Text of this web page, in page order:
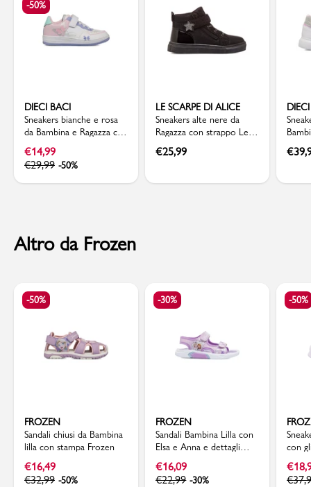
-50%
DIECI BACI
Sneakers bianche e rosa
da Bambina e Ragazza con
dettaglio farfalle Dieci
Baci
€14,99
€29,99 -50%
LE SCARPE DI ALICE
Sneakers alte nere da
Ragazza con strappo Le
scarpe di Alice
€25,99 €
Altro da Frozen
-50%
FROZEN
Sandali chiusi da Bambina
lilla con stampa Frozen
€16,49
€32,99 -50%
-30%
FROZEN
Sandali Bambina Lilla con
Elsa e Anna e dettagli
glitter Frozen
€16,09
€22,99 -30%
-50%
con
€
€